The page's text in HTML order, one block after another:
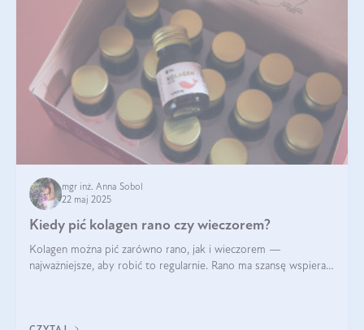
mgr inż. Anna Sobol
22 maj 2025
Kiedy pić kolagen rano czy wieczorem?
Kolagen można pić zarówno rano, jak i wieczorem —
najważniejsze, aby robić to regularnie. Rano ma szansę wspierać